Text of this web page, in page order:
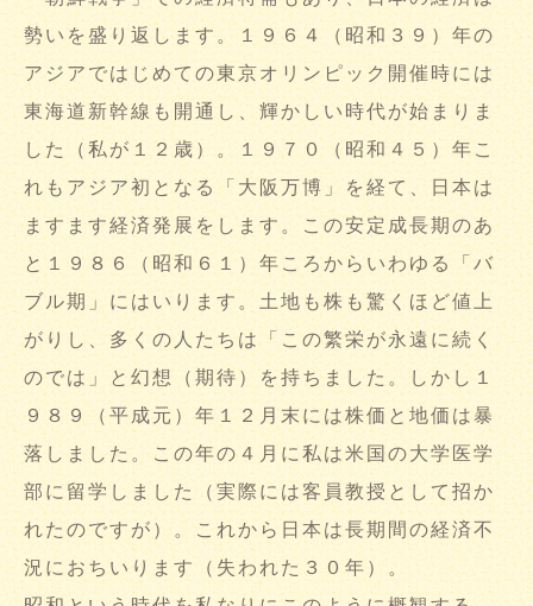
勢いを盛り返します。１９６４（昭和３９）年の
アジアではじめての東京オリンピック開催時には
東海道新幹線も開通し、輝かしい時代が始まりま
した（私が１２歳）。１９７０（昭和４５）年こ
れもアジア初となる「大阪万博」を経て、日本は
ますます経済発展をします。この安定成長期のあ
と１９８６（昭和６１）年ころからいわゆる「バ
ブル期」にはいります。土地も株も驚くほど値上
がりし、多くの人たちは「この繁栄が永遠に続く
のでは」と幻想（期待）を持ちました。しかし１
９８９（平成元）年１２月末には株価と地価は暴
落しました。この年の４月に私は米国の大学医学
部に留学しました（実際には客員教授として招か
れたのですが）。これから日本は長期間の経済不
況におちいります（失われた３０年）。